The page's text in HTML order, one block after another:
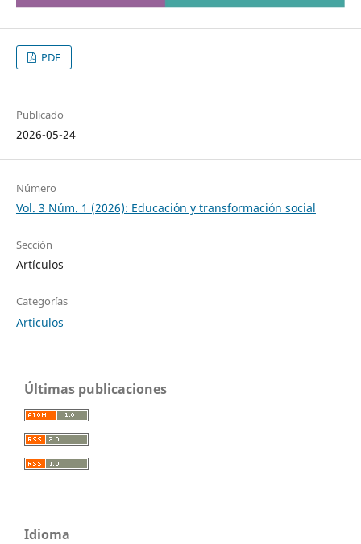
PDF
Publicado
2026-05-24
Número
Vol. 3 Núm. 1 (2026): Educación y transformación social
Sección
Artículos
Categorías
Articulos
Últimas publicaciones
Idioma